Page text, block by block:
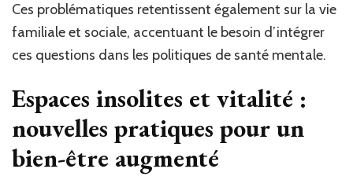
Ces problématiques retentissent également sur la vie
familiale et sociale, accentuant le besoin d’intégrer
ces questions dans les politiques de santé mentale.
Espaces insolites et vitalité :
nouvelles pratiques pour un
bien-être augmenté